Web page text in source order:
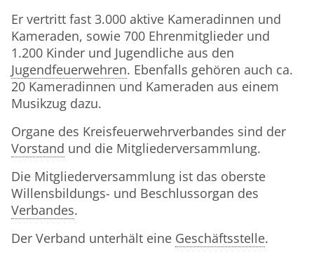
Er vertritt fast 3.000 aktive Kameradinnen und
Kameraden, sowie 700 Ehrenmitglieder und
1.200 Kinder und Jugendliche aus den
Jugendfeuerwehren. Ebenfalls gehören auch ca.
20 Kameradinnen und Kameraden aus einem
Musikzug dazu.
Organe des Kreisfeuerwehrverbandes sind der
Vorstand und die Mitgliederversammlung.
Die Mitgliederversammlung ist das oberste
Willensbildungs- und Beschlussorgan des
Verbandes.
Der Verband unterhält eine Geschäftsstelle.